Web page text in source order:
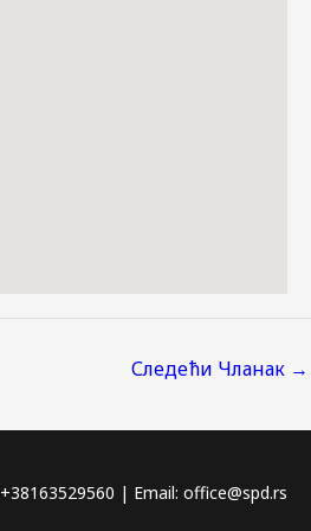
Следећи Чланак →
| Email: office@spd.rs